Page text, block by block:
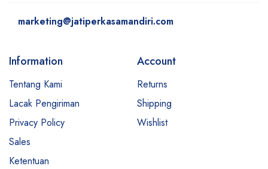
marketing@jatiperkasamandiri.com
Information
Tentang Kami
Lacak Pengiriman
Privacy Policy
Sales
Ketentuan
Account
Returns
Shipping
Wishlist